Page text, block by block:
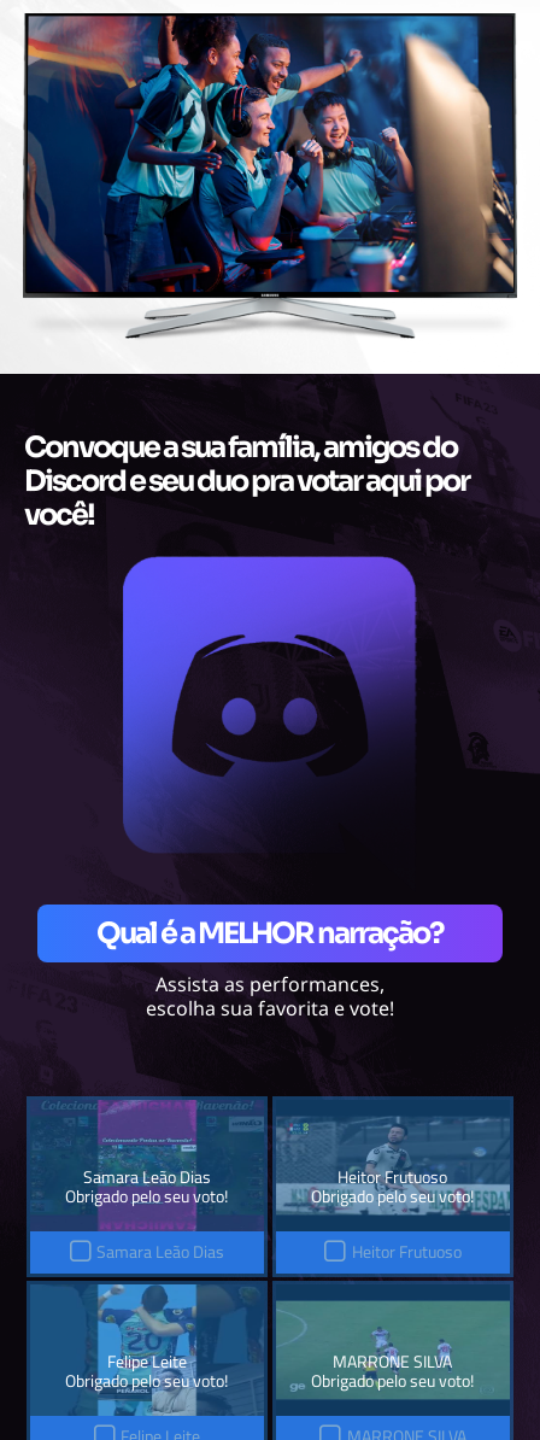
Convoque a sua família, amigos do
Discord e seu duo pra votar aqui por
você!
Qual é a MELHOR narração?
Assista as performances,
escolha sua favorita e vote!
Samara Leão Dias
Samara Leão Dias
Obrigado pelo seu voto!
Heitor Frutuoso
Heitor Frutuoso
Obrigado pelo seu voto!
Felipe Leite
Obrigado pelo seu voto!
MARRONE SILVA
Obrigado pelo seu voto!